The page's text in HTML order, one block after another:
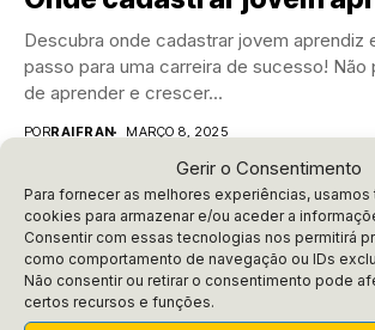
Gerir o Consentimento
Para fornecer as melhores experiências,
cookies para armazenar e/ou aceder a
Consentir com essas tecnologias nos permitirá
como comportamento de navegação ou IDs
Não consentir ou retirar o consentimento pode
certos recursos e funções.
Descubra onde cadastrar jovem aprendiz
passo para uma carreira de sucesso! Não
de aprender e crescer...
PORRAIFRAN MARÇO 8, 2025